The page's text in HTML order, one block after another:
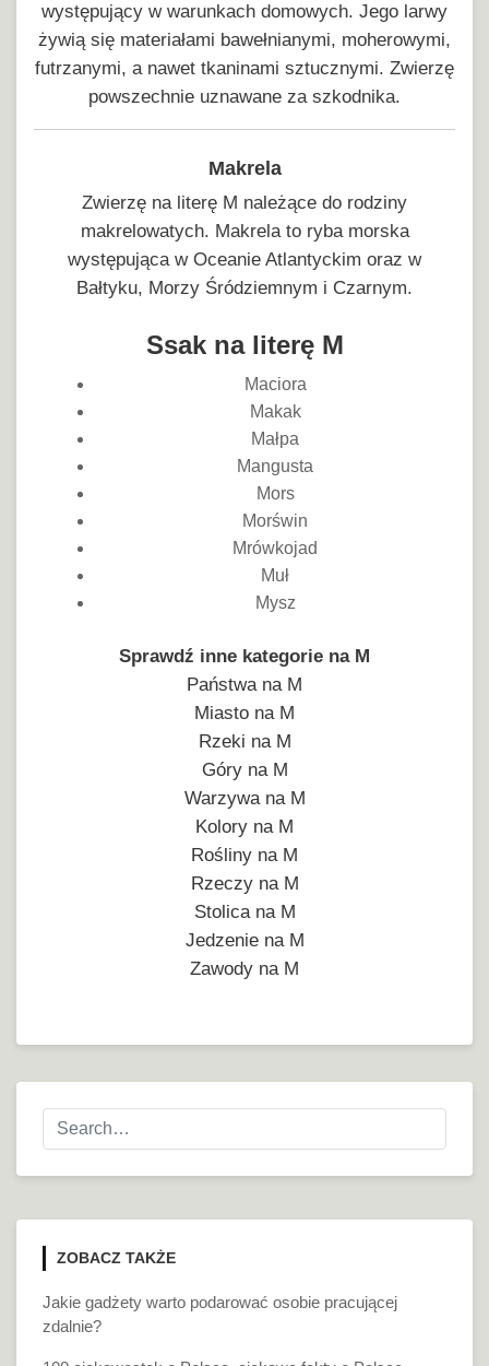
występujący w warunkach domowych. Jego larwy
żywią się materiałami bawełnianymi, moherowymi,
futrzanymi, a nawet tkaninami sztucznymi. Zwierzę
powszechnie uznawane za szkodnika.
Makrela
Zwierzę na literę M należące do rodziny
makrelowatych. Makrela to ryba morska
występująca w Oceanie Atlantyckim oraz w
Bałtyku, Morzy Śródziemnym i Czarnym.
Ssak na literę M
Maciora
Makak
Małpa
Mangusta
Mors
Morświn
Mrówkojad
Muł
Mysz
Sprawdź inne kategorie na M
Państwa na M
Miasto na M
Rzeki na M
Góry na M
Warzywa na M
Kolory na M
Rośliny na M
Rzeczy na M
Stolica na M
Jedzenie na M
Zawody na M
ZOBACZ TAKŻE
Jakie gadżety warto podarować osobie pracującej
zdalnie?